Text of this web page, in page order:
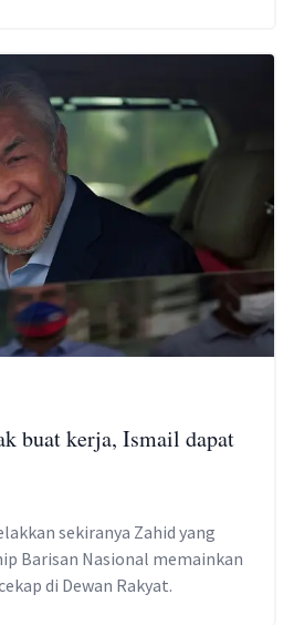
buat kerja, Ismail dapat
sekiranya Zahid yang
Barisan Nasional memainkan
di Dewan Rakyat.